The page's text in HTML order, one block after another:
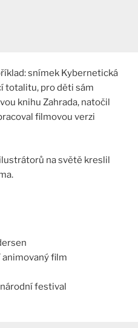
snímek Kybernetická
totalitu, pro děti sám
knihu Zahrada, natočil
filmovou verzi
na světě kreslil
animovaný film
festival